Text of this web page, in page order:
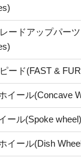
ードアップパー
ード(FAST &
イール(Concave
ール(Spoke wheel)
イール(Dish